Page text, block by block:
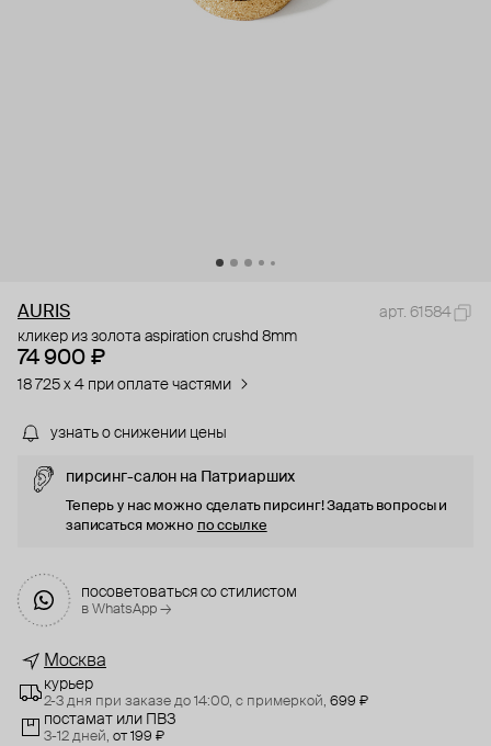
AURIS
арт. 61584
кликер из золота aspiration crushd 8mm
74 900 ₽
18 725 x 4 при оплате частями
узнать о снижении цены
пирсинг-салон на Патриарших
Теперь у нас можно сделать пирсинг! Задать вопросы и
записаться можно по ссылке
посоветоваться со стилистом
в WhatsApp →
Москва
курьер
2-3 дня при заказе до 14:00, с примеркой, 699 ₽
постамат или ПВЗ
3-12 дней, от 199 ₽